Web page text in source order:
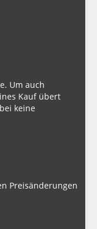
Um auch
Kauf übert
keine
Preisänderungen